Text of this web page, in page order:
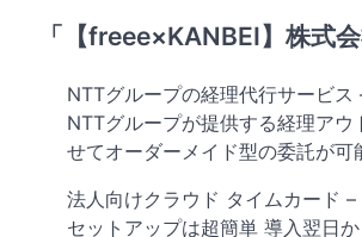
「【freee×KANBEI】株式
NTTグループの経理代行サービ
NTTグループが提供する経理ア
せてオーダーメイド型の委託が可
法人向けクラウド タイムカード
セットアップは超簡単 導入翌日